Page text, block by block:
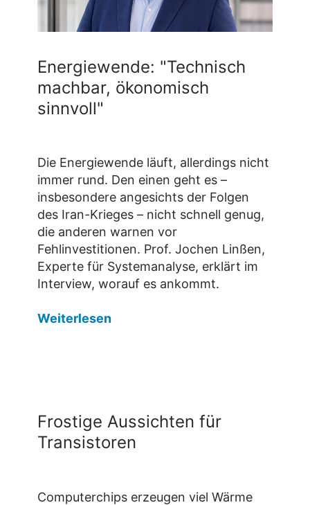
Energiewende: "Technisch
machbar, ökonomisch
sinnvoll"
Die Energiewende läuft, allerdings nicht
immer rund. Den einen geht es –
insbesondere angesichts der Folgen
des Iran-Krieges – nicht schnell genug,
die anderen warnen vor
Fehlinvestitionen. Prof. Jochen Linßen,
Experte für Systemanalyse, erklärt im
Interview, worauf es ankommt.
Weiterlesen
Frostige Aussichten für
Transistoren
Computerchips erzeugen viel Wärme